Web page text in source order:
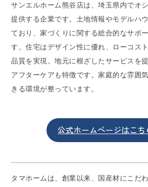
サンエルホーム熊谷店は、埼玉県内でオ
提供する企業です。土地情報やモデルハ
ており、家づくりに関する総合的なサポ
す。住宅はデザイン性に優れ、ローコス
品質を実現。地元に根ざしたサービスを
アフターケアも特徴です。家庭的な雰囲
きる環境が整っています。
公式ホームページはこち
タマホームは、創業以来、国産材にこだ